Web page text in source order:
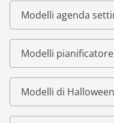
Modelli agenda
Modelli
Modelli di Halloween